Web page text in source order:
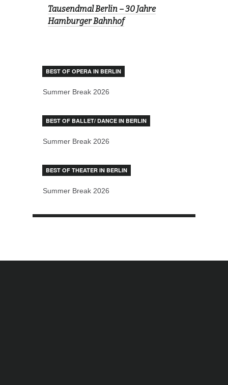
Tausendmal Berlin – 30 Jahre
Hamburger Bahnhof
BEST OF OPERA IN BERLIN
Summer Break 2026
BEST OF BALLET/ DANCE IN BERLIN
Summer Break 2026
BEST OF THEATER IN BERLIN
Summer Break 2026